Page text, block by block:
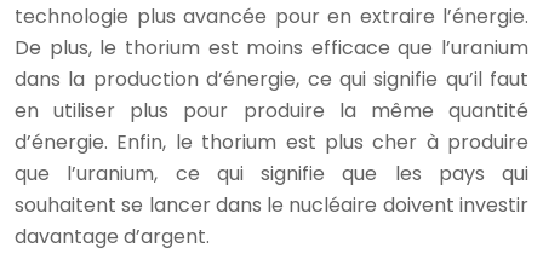
technologie plus avancée pour en extraire l’énergie.
De plus, le thorium est moins efficace que l’uranium
dans la production d’énergie, ce qui signifie qu’il faut
en utiliser plus pour produire la même quantité
d’énergie. Enfin, le thorium est plus cher à produire
que l’uranium, ce qui signifie que les pays qui
souhaitent se lancer dans le nucléaire doivent investir
davantage d’argent.